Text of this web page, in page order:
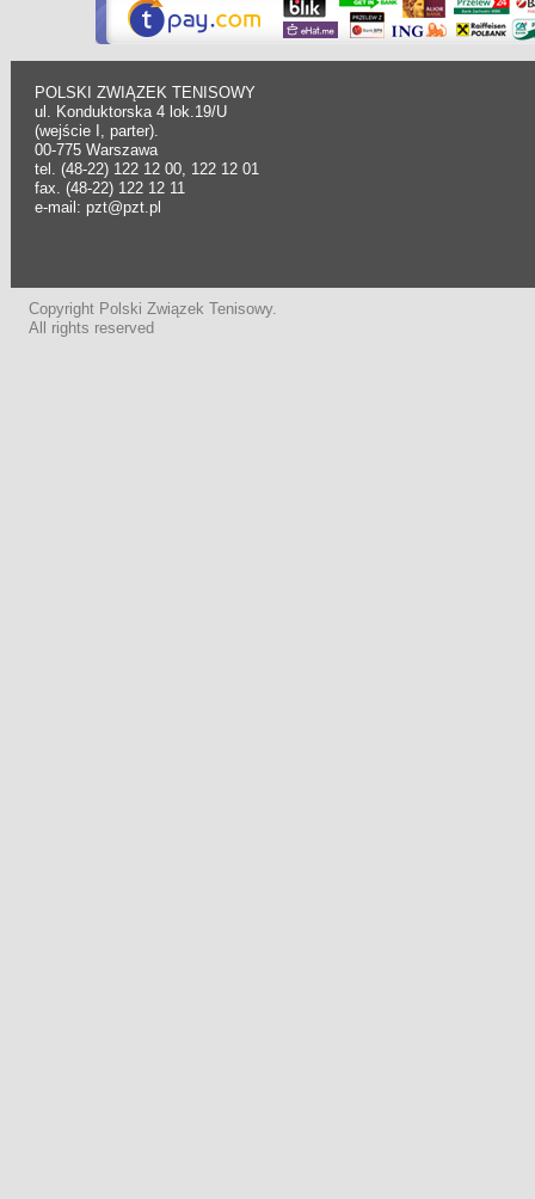
POLSKI ZWIĄZEK TENISOWY
ul. Konduktorska 4 lok.19/U
(wejście I, parter).
00-775 Warszawa
tel. (48-22) 122 12 00, 122 12 01
fax. (48-22) 122 12 11
e-mail: pzt@pzt.pl
Copyright Polski Związek Tenisowy.
All rights reserved